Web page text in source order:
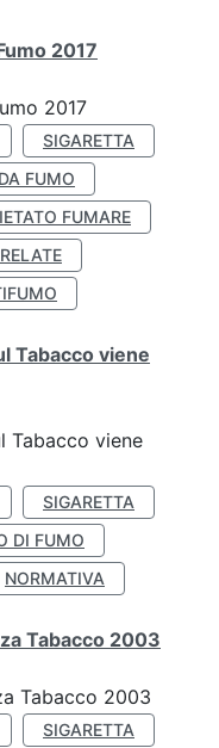
2017
2017
SIGARETTA
FUMO
FUMARE
Tabacco viene
Tabacco viene
SIGARETTA
DI FUMO
NORMATIVA
Tabacco 2003
Tabacco 2003
SIGARETTA